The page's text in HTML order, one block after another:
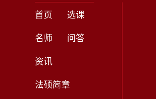
首页
选课
名师
问答
资讯
法硕简章